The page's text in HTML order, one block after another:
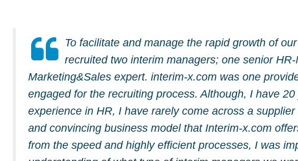
To facilitate and manage the rapid growth of
recruited two interim managers; one senior
Marketing&Sales expert. interim-x.com was one
engaged for the recruiting process. Although, I have
experience in HR, I have rarely come across a
and convincing business model that Interim-x.com
from the speed and highly efficient processes, I was